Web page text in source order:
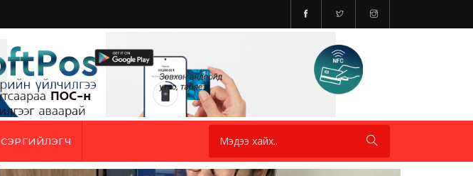
СЭРГИЙЛЭГЧ